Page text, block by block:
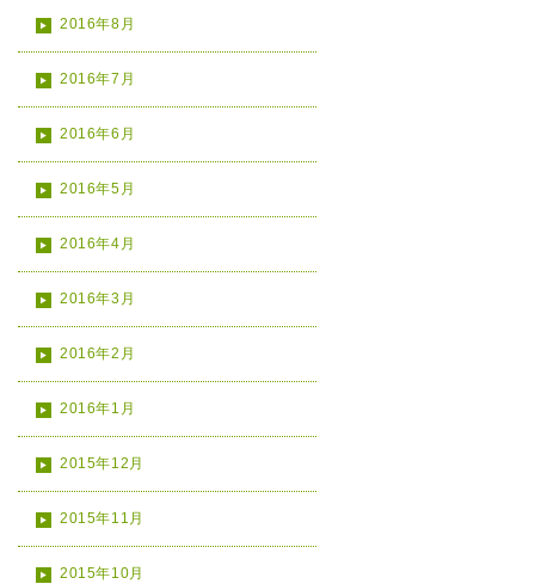
2016年8月
2016年7月
2016年6月
2016年5月
2016年4月
2016年3月
2016年2月
2016年1月
2015年12月
2015年11月
2015年10月